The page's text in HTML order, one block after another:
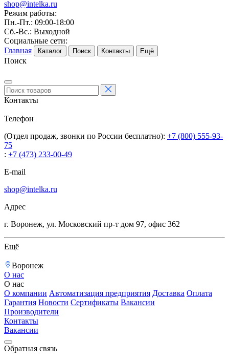
shop@intelka.ru
Режим работы:
Пн.-Пт.: 09:00-18:00
Сб.-Вс.: Выходной
Социальные сети:
Главная
Каталог Поиск Контакты Ещё
Поиск
Контакты
Телефон
(Отдел продаж, звонки по России бесплатно): +7 (800) 555-93-
75
: +7 (473) 233-00-49
E-mail
shop@intelka.ru
Адрес
г. Воронеж, ул. Московский пр-т дом 97, офис 362
Ещё
Воронеж
О нас
О нас
О компании Автоматизация предприятия Доставка Оплата
Гарантия Новости Сертификаты Вакансии
Производители
Контакты
Вакансии
Обратная связь